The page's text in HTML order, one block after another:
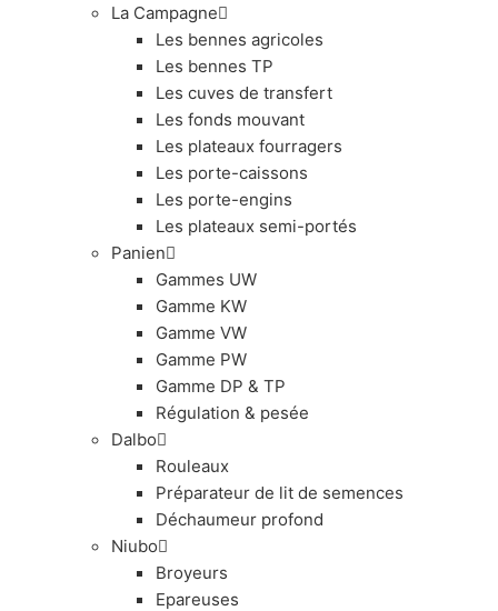
La Campagne
Les bennes agricoles
Les bennes TP
Les cuves de transfert
Les fonds mouvant
Les plateaux fourragers
Les porte-caissons
Les porte-engins
Les plateaux semi-portés
Panien
Gammes UW
Gamme KW
Gamme VW
Gamme PW
Gamme DP & TP
Régulation & pesée
Dalbo
Rouleaux
Préparateur de lit de semences
Déchaumeur profond
Niubo
Broyeurs
Epareuses